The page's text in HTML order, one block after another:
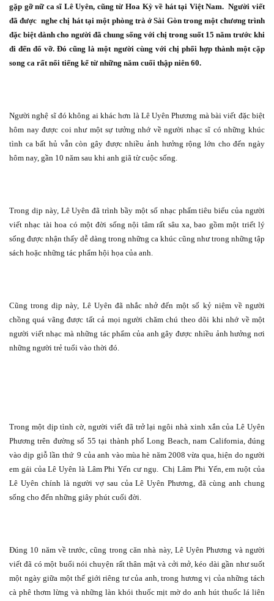
gặp gỡ nữ ca sĩ Lê Uyên, cũng từ Hoa Kỳ về hát tại Việt Nam. Người viết
đã được nghe chị hát tại một phòng trà ở Sài Gòn trong một chương trình
đặc biệt dành cho người đã chung sống với chị trong suốt 15 năm trước khi
đi đến đổ vỡ.Đó cũng là một người cùng với chị phối hợp thành một cặp
song ca rất nổi tiếng kể từ những năm cuối thập niên 60.
Người nghệ sĩ đó không ai khác hơn là Lê Uyên Phương mà bài viết đặc biệt
hôm nay được coi như một sự tưởng nhớ về người nhạc sĩ có những khúc
tình ca bất hủ vẫn còn gây được nhiều ảnh hưởng rộng lớn cho đến ngày
hôm nay, gần 10 năm sau khi anh giã từ cuộc sống.
Trong dịp này, Lê Uyên đã trình bầy một số nhạc phẩm tiêu biểu của người
viết nhạc tài hoa có một đời sống nội tâm rất sâu xa, bao gồm một triết lý
sống được nhận thấy dễ dàng trong những ca khúc cũng như trong những tập
sách hoặc những tác phẩm hội họa của anh.
Cũng trong dịp này, Lê Uyên đã nhắc nhở đến một số kỷ niệm về người
chồng quá vãng được tất cả mọi người chăm chú theo dõi khi nhớ về một
người viết nhạc mà những tác phẩm của anh gây được nhiều ảnh hưởng nơi
những người trẻ tuổi vào thời đó.
Trong một dịp tình cờ, người viết đã trở lại ngôi nhà xinh xắn của Lê Uyên
Phương trên đường số 55 tại thành phố Long Beach, nam California, đúng
vào dịp giỗ lần thứ 9 của anh vào mùa hè năm 2008 vừa qua, hiện do người
em gái của Lê Uyên là Lâm Phi Yến cư ngụ. Chị Lâm Phi Yến, em ruột của
Lê Uyên chính là người vợ sau của Lê Uyên Phương, đã cùng anh chung
sống cho đến những giây phút cuối đời.
Đúng 10 năm về trước, cũng trong căn nhà này, Lê Uyên Phương và người
viết đã có một buổi nói chuyện rất thân mật và cởi mở, kéo dài gần như suốt
một ngày giữa một thế giới riêng tư của anh, trong hương vị của những tách
cà phê thơm lừng và những làn khói thuốc mịt mờ do anh hút thuốc lá liên